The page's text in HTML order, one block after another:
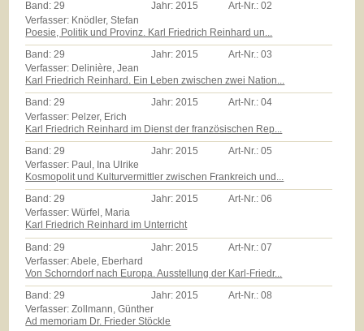
Band:29 Jahr:2015 Art-Nr.:02
Verfasser: Knödler, Stefan
Poesie, Politik und Provinz. Karl Friedrich Reinhard un...
Band:29 Jahr:2015 Art-Nr.:03
Verfasser: Delinière, Jean
Karl Friedrich Reinhard. Ein Leben zwischen zwei Nation...
Band:29 Jahr:2015 Art-Nr.:04
Verfasser: Pelzer, Erich
Karl Friedrich Reinhard im Dienst der französischen Rep...
Band: 29 Jahr: 2015 Art-Nr.:05
Verfasser: Paul, Ina Ulrike
Kosmopolit und Kulturvermittler zwischen Frankreich und...
Band:29 Jahr:2015 Art-Nr.:06
Verfasser: Würfel, Maria
Karl Friedrich Reinhard im Unterricht
Band: 29 Jahr: 2015 Art-Nr.:07
Verfasser: Abele, Eberhard
Von Schorndorf nach Europa. Ausstellung der Karl-Friedr...
Band:29 Jahr:2015 Art-Nr.:08
Verfasser: Zollmann, Günther
Ad memoriam Dr. Frieder Stöckle